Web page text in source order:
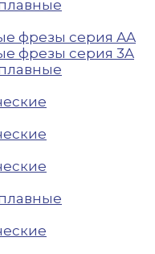
фрезы серия AA
фрезы серия 3A